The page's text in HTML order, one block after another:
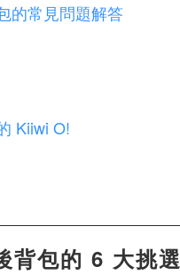
的常見問題解答
Kiiwi O!
背包的 6 大挑